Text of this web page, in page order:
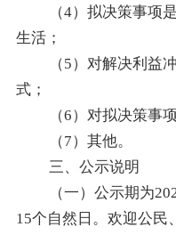
（4）拟决策事项
生活；
（5）对解决利益
式；
（6）对拟决策事
（7）其他。
三、公示说明
（一）公示期为
15个自然日。欢迎公民